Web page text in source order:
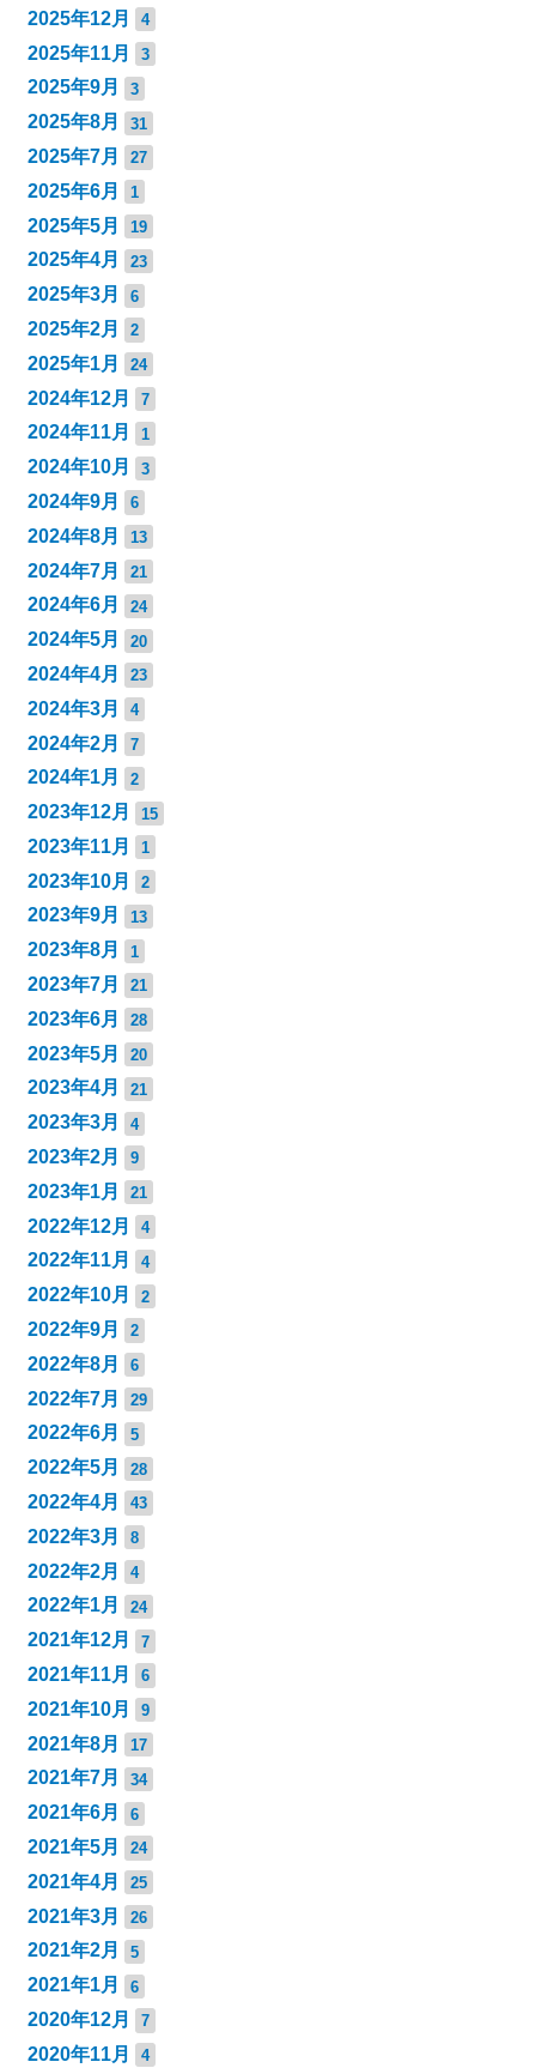
2025年12月 4
2025年11月 3
2025年9月 3
2025年8月 31
2025年7月 27
2025年6月 1
2025年5月 19
2025年4月 23
2025年3月 6
2025年2月 2
2025年1月 24
2024年12月 7
2024年11月 1
2024年10月 3
2024年9月 6
2024年8月 13
2024年7月 21
2024年6月 24
2024年5月 20
2024年4月 23
2024年3月 4
2024年2月 7
2024年1月 2
2023年12月 15
2023年11月 1
2023年10月 2
2023年9月 13
2023年8月 1
2023年7月 21
2023年6月 28
2023年5月 20
2023年4月 21
2023年3月 4
2023年2月 9
2023年1月 21
2022年12月 4
2022年11月 4
2022年10月 2
2022年9月 2
2022年8月 6
2022年7月 29
2022年6月 5
2022年5月 28
2022年4月 43
2022年3月 8
2022年2月 4
2022年1月 24
2021年12月 7
2021年11月 6
2021年10月 9
2021年8月 17
2021年7月 34
2021年6月 6
2021年5月 24
2021年4月 25
2021年3月 26
2021年2月 5
2021年1月 6
2020年12月 7
2020年11月 4